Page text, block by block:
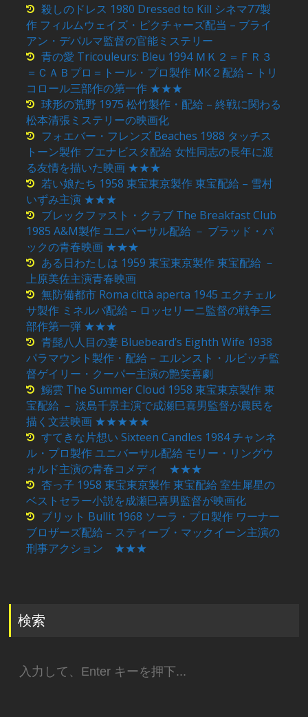
殺しのドレス 1980 Dressed to Kill シネマ77製
作 フィルムウェイズ・ピクチャーズ配当 – ブライ
アン・デパルマ監督の官能ミステリー
青の愛 Tricouleurs: Bleu 1994 ＭＫ２＝ＦＲ３
＝ＣＡＢプロ＝トール・プロ製作 MK２配給 – トリ
コロール三部作の第一作 ★★★
球形の荒野 1975 松竹製作・配給 – 終戦に関わる
松本清張ミステリーの映画化
フォエバー・フレンズ Beaches 1988 タッチス
トーン製作 ブエナビスタ配給 女性同志の長年に渡
る友情を描いた映画 ★★★
若い娘たち 1958 東宝東京製作 東宝配給 – 雪村
いずみ主演 ★★★
ブレックファスト・クラブ The Breakfast Club
1985 A&M製作 ユニバーサル配給 － ブラッド・パ
ックの青春映画 ★★★
ある日わたしは 1959 東宝東京製作 東宝配給 －
上原美佐主演青春映画
無防備都市 Roma città aperta 1945 エクチェル
サ製作 ミネルバ配給 – ロッセリーニ監督の戦争三
部作第一弾 ★★★
青髭八人目の妻 Bluebeard’s Eighth Wife 1938
パラマウント製作・配給 – エルンスト・ルビッチ監
督ゲイリー・クーパー主演の艶笑喜劇
鰯雲 The Summer Cloud 1958 東宝東京製作 東
宝配給 － 淡島千景主演で成瀬巳喜男監督が農民を
描く文芸映画 ★★★★★
すてきな片想い Sixteen Candles 1984 チャンネ
ル・プロ製作 ユニバーサル配給 モリー・リングウ
ォルド主演の青春コメディ ★★★
杏っ子 1958 東宝東京製作 東宝配給 室生犀星の
ベストセラー小説を成瀬巳喜男監督が映画化
ブリット Bullit 1968 ソーラ・プロ製作 ワーナー
ブロザーズ配給 – スティーブ・マックイーン主演の
刑事アクション ★★★
検索
索: